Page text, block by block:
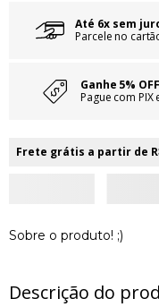
Até 6x sem
Parcele no
Ganhe 5% OFF
Pague com
Frete grátis a partir de
Sobre o produto! ;)
Descrição do